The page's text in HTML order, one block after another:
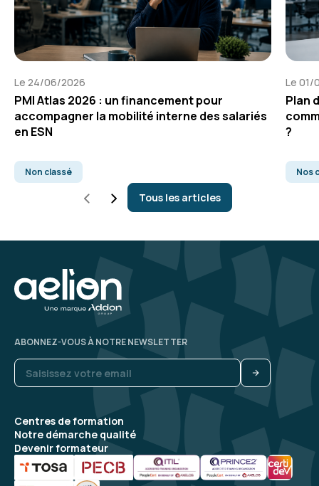
Tous les articles
Le 24/06/2026
PMI Atlas 2026 : un financement pour
accompagner la mobilité interne des salariés
en ESN
Non classé
Le 01/
Plan
?
Nos
Centres de formation
Notre démarche qualité
Devenir formateur
ABONNEZ-VOUS À NOTRE NEWSLETTER